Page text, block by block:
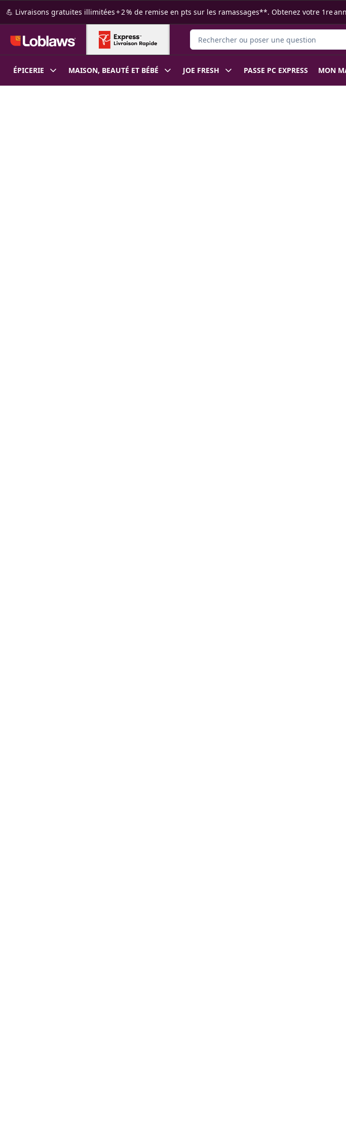
Passer au contenu principal
Passer au pied de page
💪 Livraisons gratuites illimitées + 2 % de remise en pts sur les ramassages**. Obtenez votre 1re
Rechercher des produits
ÉPICERIE MAISON, BEAUTÉ ET BÉBÉ JOE FRESH PASSE PC EXPRESS MON